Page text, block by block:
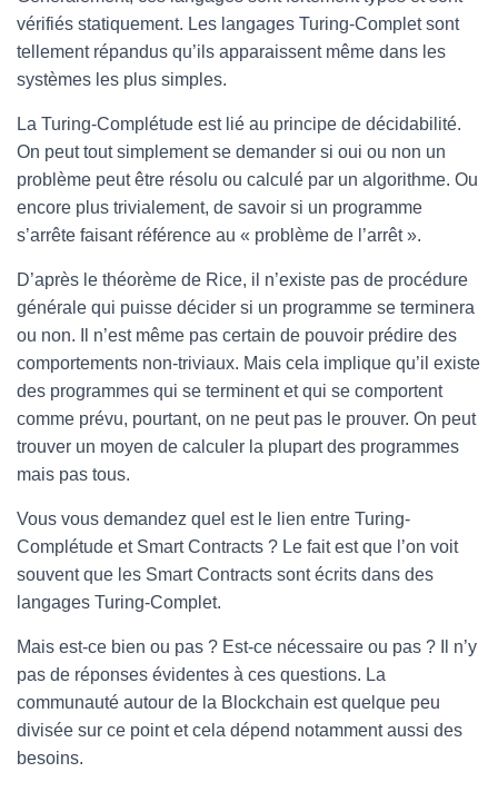
vérifiés statiquement. Les langages Turing-Complet sont
tellement répandus qu’ils apparaissent même dans les
systèmes les plus simples.
La Turing-Complétude est lié au principe de décidabilité.
On peut tout simplement se demander si oui ou non un
problème peut être résolu ou calculé par un algorithme. Ou
encore plus trivialement, de savoir si un programme
s’arrête faisant référence au « problème de l’arrêt ».
D’après le théorème de Rice, il n’existe pas de procédure
générale qui puisse décider si un programme se terminera
ou non. Il n’est même pas certain de pouvoir prédire des
comportements non-triviaux. Mais cela implique qu’il existe
des programmes qui se terminent et qui se comportent
comme prévu, pourtant, on ne peut pas le prouver. On peut
trouver un moyen de calculer la plupart des programmes
mais pas tous.
Vous vous demandez quel est le lien entre Turing-
Complétude et Smart Contracts ? Le fait est que l’on voit
souvent que les Smart Contracts sont écrits dans des
langages Turing-Complet.
Mais est-ce bien ou pas ? Est-ce nécessaire ou pas ? Il n’y
pas de réponses évidentes à ces questions. La
communauté autour de la Blockchain est quelque peu
divisée sur ce point et cela dépend notamment aussi des
besoins.